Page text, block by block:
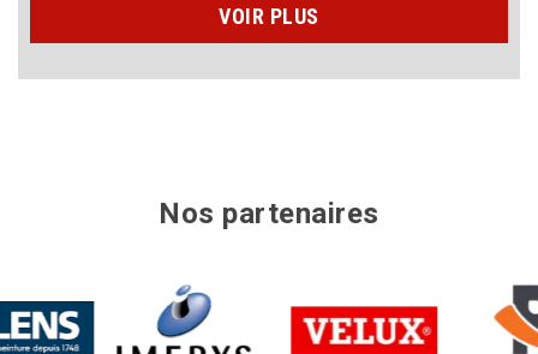
VOIR PLUS
Nos partenaires